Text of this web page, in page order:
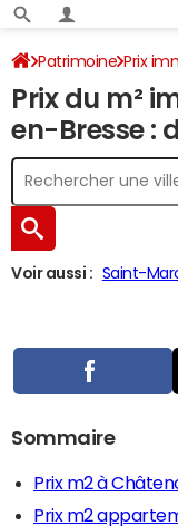
Patrimoine Prix
Châtenoy-en-Bresse
Prix du m²
en-Bresse :
Voir aussi : Saint-
Sommaire
Prix m2 à
Prix m2